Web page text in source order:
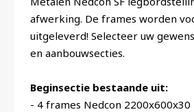
afwerking. De frames worden
uitgeleverd! Selecteer uw
en aanbouwsecties.
Beginsectie bestaande uit:
- 4 frames Nedcon